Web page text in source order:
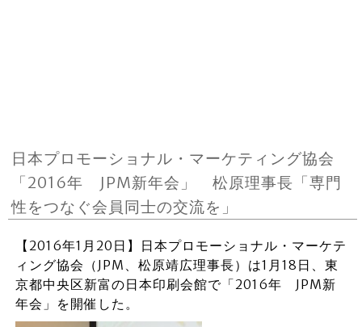
日本プロモーショナル・マーケティング協会
「2016年 JPM新年会」 松原理事長「専門
性をつなぐ会員同士の交流を」
【2016年1月20日】日本プロモーショナル・マーケテ
ィング協会（JPM、松原靖広理事長）は1月18日、東
京都中央区新富の日本印刷会館で「2016年 JPM新
年会」を開催した。